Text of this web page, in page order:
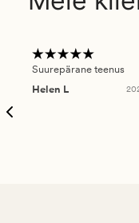
Suurepärane teenus
Helen L